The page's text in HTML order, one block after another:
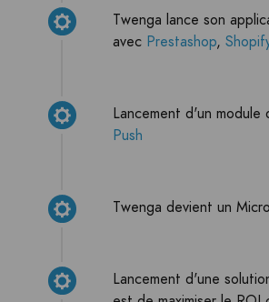
Twenga lance son
avec Prestashop,
Lancement d'un
Push
Twenga devient un
Lancement d'une